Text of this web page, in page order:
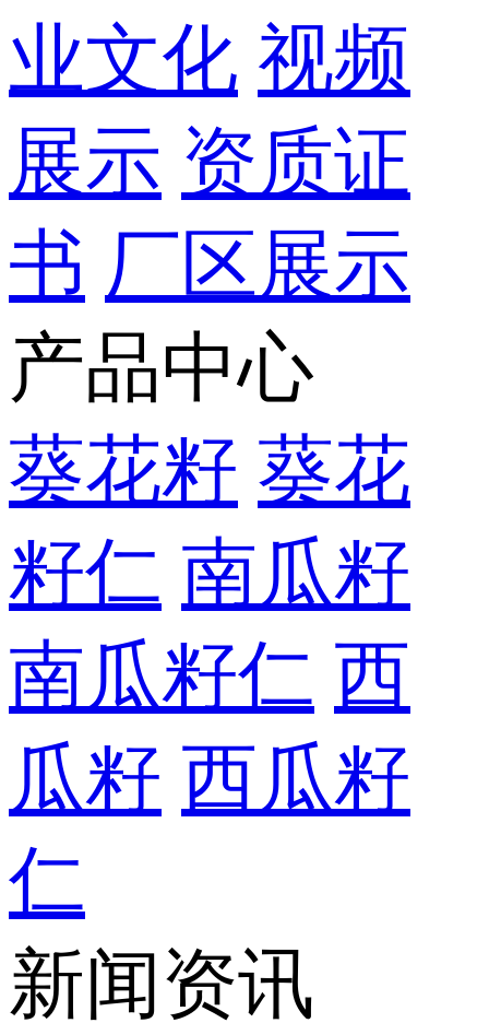
业文化 视频
展示 资质证
书 厂区展示
产品中心
葵花籽 葵花
籽仁 南瓜籽
南瓜籽仁 西
瓜籽 西瓜籽
仁
新闻资讯